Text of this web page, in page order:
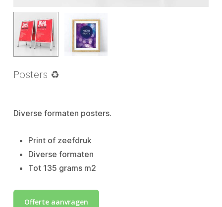
Posters ♻
Diverse formaten posters.
Print of zeefdruk
Diverse formaten
Tot 135 grams m2
Offerte aanvragen